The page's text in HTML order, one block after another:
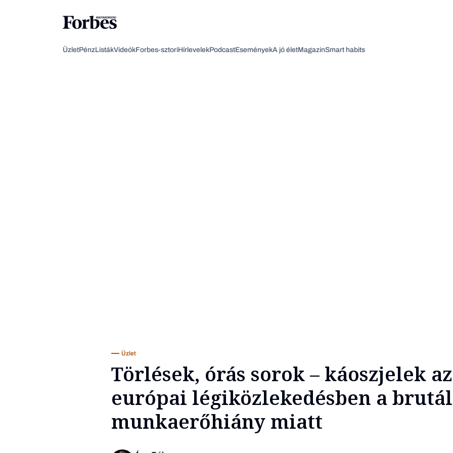
ÜzletPénzListákVideókForbes-sztoriHírlevelekPodcastEseményekA jó életMagazinSmart habits
Üzlet
Törlések, órás sorok – káoszjelek az
európai légiközlekedésben a
munkaerőhiány miatt